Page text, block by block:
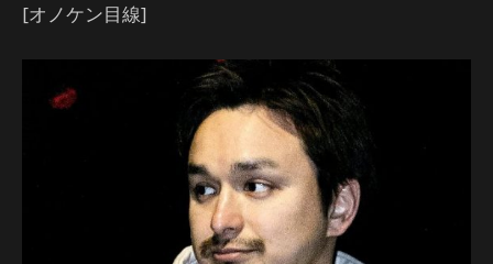
[オノケン目線]